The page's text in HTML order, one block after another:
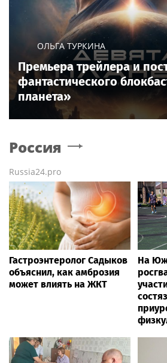
ОЛЬГА ТУРКИНА
Премьера трейлера и
фантастического
планета»
Россия
Russia24.pro
Гастроэнтеролог Садыков
объяснил, как амброзия
может влиять на ЖКТ
На